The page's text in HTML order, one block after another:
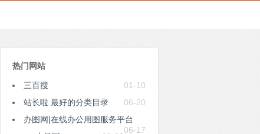
热门网站
三百搜
01-10
站长啦 最好的分类目录
06-20
办图网|在线办公用图服务平台
06-17